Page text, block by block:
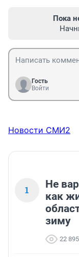
Пока
Гость
Войти
Новости СМИ2
1
Не
как
зиму
22 895